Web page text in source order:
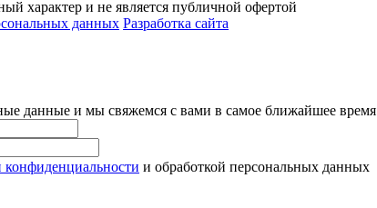
характер и не является публичной офертой
данных Разработка сайта
данные и мы свяжемся с вами в самое ближайшее время
конфиденциальности и обработкой персональных данных